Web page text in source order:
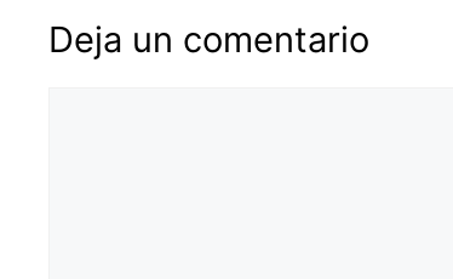
Deja un comentario